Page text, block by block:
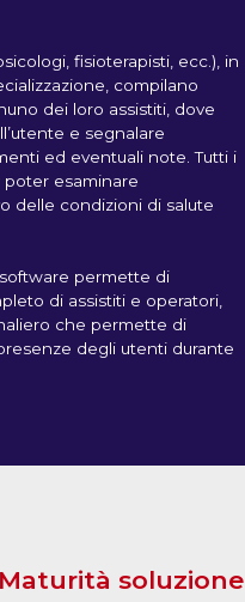
fisioterapisti, ecc.), in
compilano
dei loro assistiti, dove
e segnalare
ed eventuali note. Tutti i
esaminare
delle condizioni di salute
permette di
di assistiti e operatori,
che permette di
degli utenti durante
Maturità soluzione